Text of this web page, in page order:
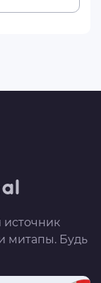
митапы. Будь